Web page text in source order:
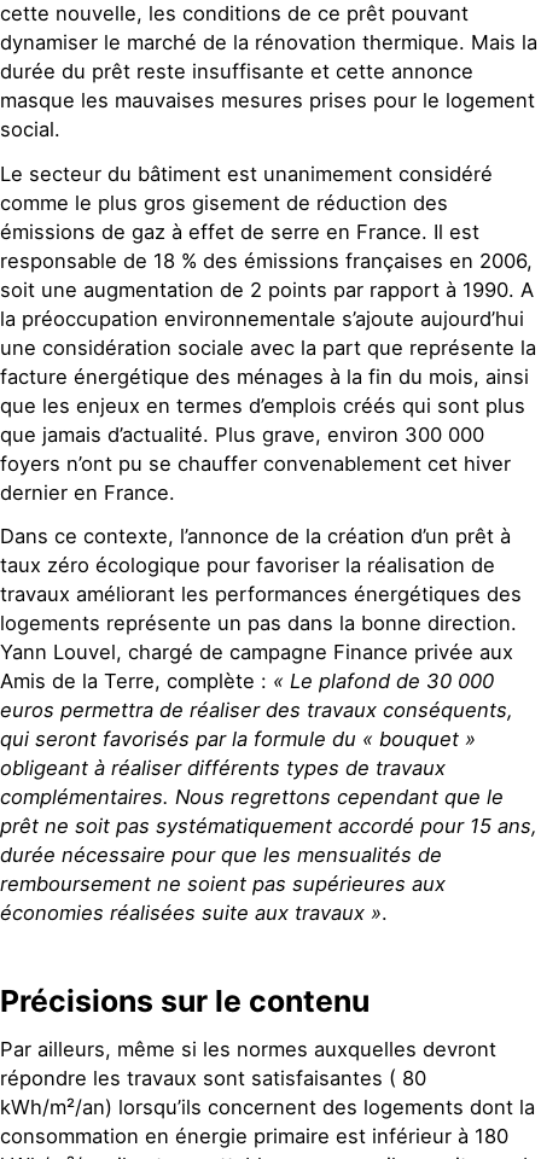
cette nouvelle, les conditions de ce prêt pouvant
dynamiser le marché de la rénovation thermique. Mais la
durée du prêt reste insuffisante et cette annonce
masque les mauvaises mesures prises pour le logement
social.
Le secteur du bâtiment est unanimement considéré
comme le plus gros gisement de réduction des
émissions de gaz à effet de serre en France. Il est
responsable de 18 % des émissions françaises en 2006,
soit une augmentation de 2 points par rapport à 1990. A
la préoccupation environnementale s’ajoute aujourd’hui
une considération sociale avec la part que représente la
facture énergétique des ménages à la fin du mois, ainsi
que les enjeux en termes d’emplois créés qui sont plus
que jamais d’actualité. Plus grave, environ 300 000
foyers n’ont pu se chauffer convenablement cet hiver
dernier en France.
Dans ce contexte, l’annonce de la création d’un prêt à
taux zéro écologique pour favoriser la réalisation de
travaux améliorant les performances énergétiques des
logements représente un pas dans la bonne direction.
Yann Louvel, chargé de campagne Finance privée aux
Amis de la Terre, complète : « Le plafond de 30 000
euros permettra de réaliser des travaux conséquents,
qui seront favorisés par la formule du « bouquet »
obligeant à réaliser différents types de travaux
complémentaires. Nous regrettons cependant que le
prêt ne soit pas systématiquement accordé pour 15 ans,
durée nécessaire pour que les mensualités de
remboursement ne soient pas supérieures aux
économies réalisées suite aux travaux ».
Précisions sur le contenu
Par ailleurs, même si les normes auxquelles devront
répondre les travaux sont satisfaisantes ( 80
kWh/m²/an) lorsqu’ils concernent des logements dont la
consommation en énergie primaire est inférieur à 180